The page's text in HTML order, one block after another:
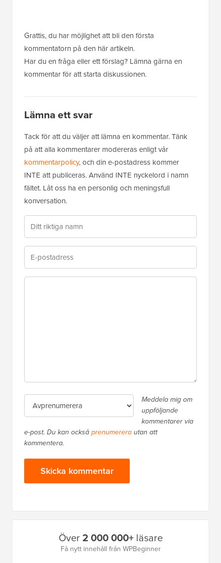
Grattis, du har möjlighet att bli den första
kommentatorn på den här artikeln.
Har du en fråga eller ett förslag? Lämna gärna en
kommentar för att starta diskussionen.
Lämna ett svar
Tack för att du väljer att lämna en kommentar. Tänk
på att alla kommentarer modereras enligt vår
kommentarpolicy, och din e-postadress kommer
INTE att publiceras. Använd INTE nyckelord i namn
fältet. Låt oss ha en personlig och meningsfull
konversation.
Meddela mig om
uppföljande
kommentarer via
e-post. Du kan ocksåprenumererautan att
kommentera.
Över2 000 000+läsare
Få nytt innehåll från WPBeginner